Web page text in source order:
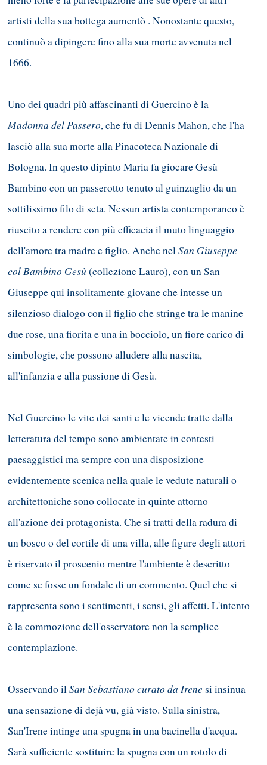
artisti della sua bottega aumentò . Nonostante questo,
continuò a dipingere fino alla sua morte avvenuta nel
1666.
Uno dei quadri più affascinanti di Guercino è la
Madonna del Passero, che fu di Dennis Mahon, che l'ha
lasciò alla sua morte alla Pinacoteca Nazionale di
Bologna. In questo dipinto Maria fa giocare Gesù
Bambino con un passerotto tenuto al guinzaglio da un
sottilissimo filo di seta. Nessun artista contemporaneo è
riuscito a rendere con più efficacia il muto linguaggio
dell'amore tra madre e figlio. Anche nelSan Giuseppe
col Bambino Gesù (collezione Lauro), con un San
Giuseppe qui insolitamente giovane che intesse un
silenzioso dialogo con il figlio che stringe tra le manine
due rose, una fiorita e una in bocciolo, un fiore carico di
simbologie, che possono alludere alla nascita,
all'infanzia e alla passione di Gesù.
Nel Guercino le vite dei santi e le vicende tratte dalla
letteratura del tempo sono ambientate in contesti
paesaggistici ma sempre con una disposizione
evidentemente scenica nella quale le vedute naturali o
architettoniche sono collocate in quinte attorno
all'azione dei protagonista. Che si tratti della radura di
un bosco o del cortile di una villa, alle figure degli attori
è riservato il proscenio mentre l'ambiente è descritto
come se fosse un fondale di un commento. Quel che si
rappresenta sono i sentimenti, i sensi, gli affetti. L'intento
è la commozione dell'osservatore non la semplice
contemplazione.
Osservando ilSan Sebastiano curato da Irene si insinua
una sensazione di dejà vu, già visto. Sulla sinistra,
San'Irene intinge una spugna in una bacinella d'acqua.
Sarà sufficiente sostituire la spugna con un rotolo di